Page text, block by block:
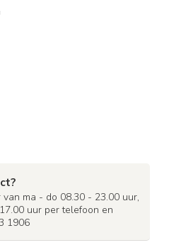
ma - do 08.30 - 23.00 uur,
uur per telefoon en
1906